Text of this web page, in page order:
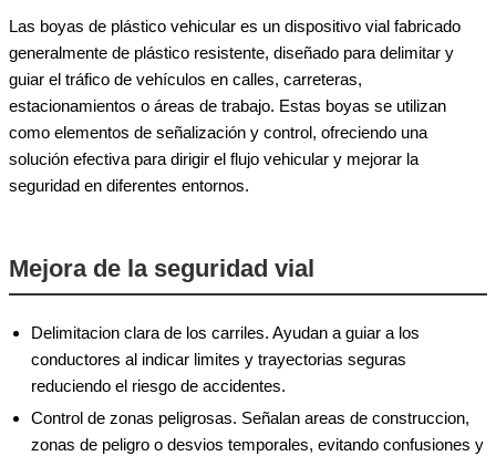
Las boyas de plástico vehicular es un dispositivo vial fabricado
generalmente de plástico resistente, diseñado para delimitar y
guiar el tráfico de vehículos en calles, carreteras,
estacionamientos o áreas de trabajo. Estas boyas se utilizan
como elementos de señalización y control, ofreciendo una
solución efectiva para dirigir el flujo vehicular y mejorar la
seguridad en diferentes entornos.
Mejora de la seguridad vial
Delimitacion clara de los carriles. Ayudan a guiar a los
conductores al indicar limites y trayectorias seguras
reduciendo el riesgo de accidentes.
Control de zonas peligrosas. Señalan areas de construccion,
zonas de peligro o desvios temporales, evitando confusiones y